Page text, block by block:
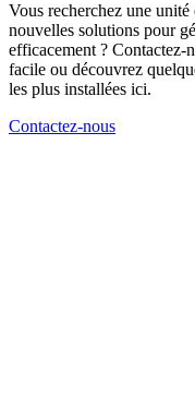
Vous recherchez une
nouvelles solutions pour
efficacement ? Contactez-
facile ou découvrez
les plus installées ici.
Contactez-nous